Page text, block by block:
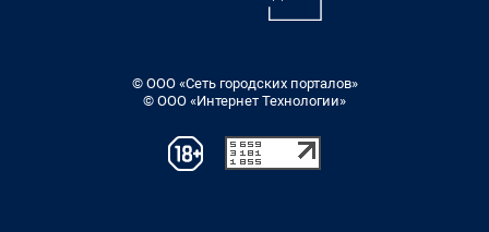
© ООО «Сеть городских порталов»
© ООО «Интернет Технологии»